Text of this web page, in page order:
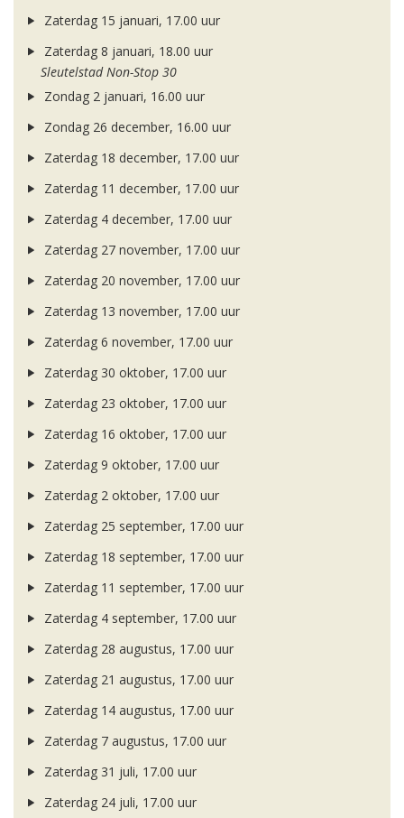
Zaterdag 15 januari, 17.00 uur
Zaterdag 8 januari, 18.00 uur
Sleutelstad Non-Stop 30
Zondag 2 januari, 16.00 uur
Zondag 26 december, 16.00 uur
Zaterdag 18 december, 17.00 uur
Zaterdag 11 december, 17.00 uur
Zaterdag 4 december, 17.00 uur
Zaterdag 27 november, 17.00 uur
Zaterdag 20 november, 17.00 uur
Zaterdag 13 november, 17.00 uur
Zaterdag 6 november, 17.00 uur
Zaterdag 30 oktober, 17.00 uur
Zaterdag 23 oktober, 17.00 uur
Zaterdag 16 oktober, 17.00 uur
Zaterdag 9 oktober, 17.00 uur
Zaterdag 2 oktober, 17.00 uur
Zaterdag 25 september, 17.00 uur
Zaterdag 18 september, 17.00 uur
Zaterdag 11 september, 17.00 uur
Zaterdag 4 september, 17.00 uur
Zaterdag 28 augustus, 17.00 uur
Zaterdag 21 augustus, 17.00 uur
Zaterdag 14 augustus, 17.00 uur
Zaterdag 7 augustus, 17.00 uur
Zaterdag 31 juli, 17.00 uur
Zaterdag 24 juli, 17.00 uur